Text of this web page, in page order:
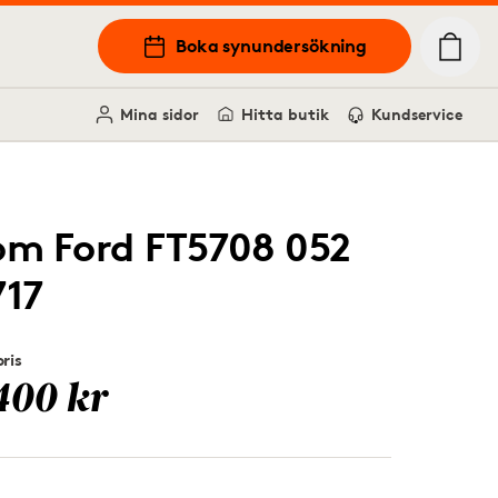
Boka synundersökning
Mina sidor Hitta butik Kundservice
Ford FT5708 052
kr